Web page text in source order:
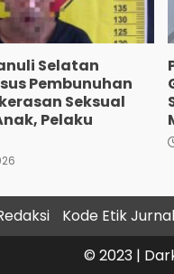
Selatan
Pembunuhan
Seksual
Pelaku
Kode Etik
© 2023 |